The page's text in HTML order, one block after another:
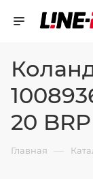
20 BRP
Главная —